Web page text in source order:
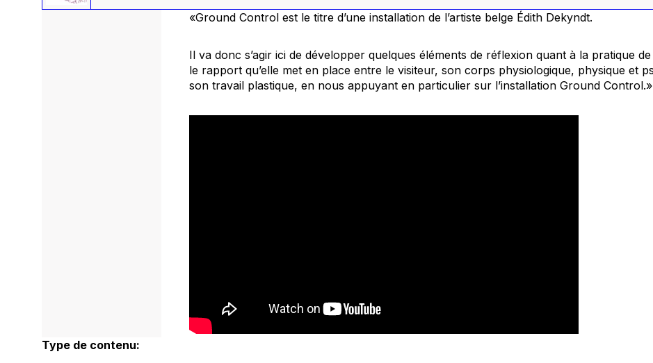
«Ground Control est le titre d’une installation de l’artiste belge Édith Dekyndt.
Il va donc s’agir ici de développer quelques éléments de réflexion quant à la pratique
le rapport qu’elle met en place entre le visiteur, son corps physiologique, physique et
son travail plastique, en nous appuyant en particulier sur l’installation Ground Control.»
Type de contenu: